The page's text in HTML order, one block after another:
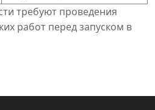
требуют проведения
работ перед запуском в